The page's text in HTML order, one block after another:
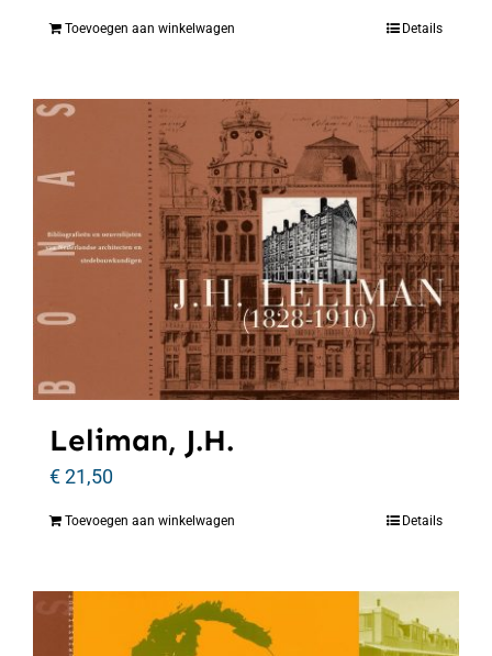
Toevoegen aan winkelwagen Details
Leliman, J.H.
€21,50
Toevoegen aan winkelwagen Details